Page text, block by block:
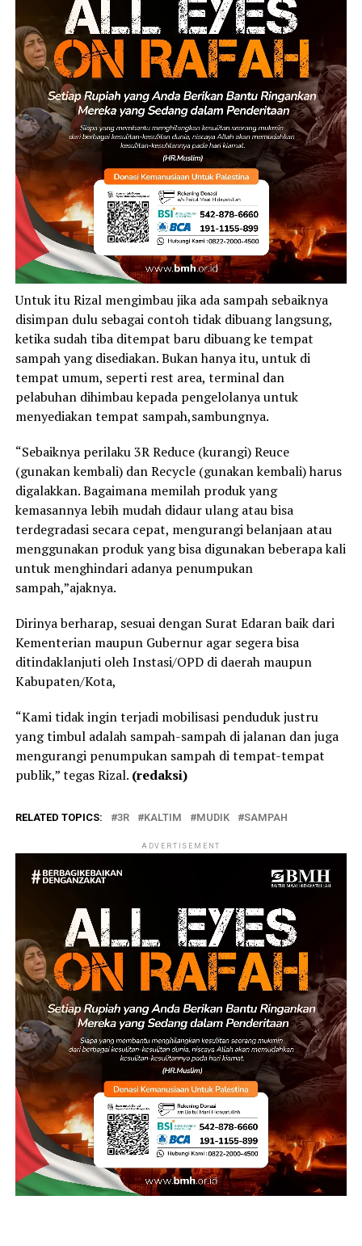
Untuk itu Rizal mengimbau jika ada sampah sebaiknya
disimpan dulu sebagai contoh tidak dibuang langsung,
ketika sudah tiba ditempat baru dibuang ke tempat
sampah yang disediakan. Bukan hanya itu, untuk di
tempat umum, seperti rest area, terminal dan
pelabuhan dihimbau kepada pengelolanya untuk
menyediakan tempat sampah,sambungnya.
“Sebaiknya perilaku 3R Reduce (kurangi) Reuce
(gunakan kembali) dan Recycle (gunakan kembali) harus
digalakkan. Bagaimana memilah produk yang
kemasannya lebih mudah didaur ulang atau bisa
terdegradasi secara cepat, mengurangi belanjaan atau
menggunakan produk yang bisa digunakan beberapa kali
untuk menghindari adanya penumpukan
sampah,”ajaknya.
Dirinya berharap, sesuai dengan Surat Edaran baik dari
Kementerian maupun Gubernur agar segera bisa
ditindaklanjuti oleh Instasi/OPD di daerah maupun
Kabupaten/Kota,
“Kami tidak ingin terjadi mobilisasi penduduk justru
yang timbul adalah sampah-sampah di jalanan dan juga
mengurangi penumpukan sampah di tempat-tempat
publik,” tegas Rizal. (redaksi)
RELATED TOPICS: 3R KALTIM MUDIK SAMPAH
ADVERTISEMENT